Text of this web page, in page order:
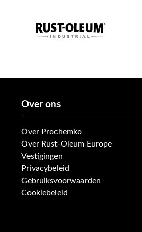
Over ons
Over Prochemko
Over Rust-Oleum Europe
Vestigingen
Privacybeleid
Gebruiksvoorwaarden
Cookiebeleid